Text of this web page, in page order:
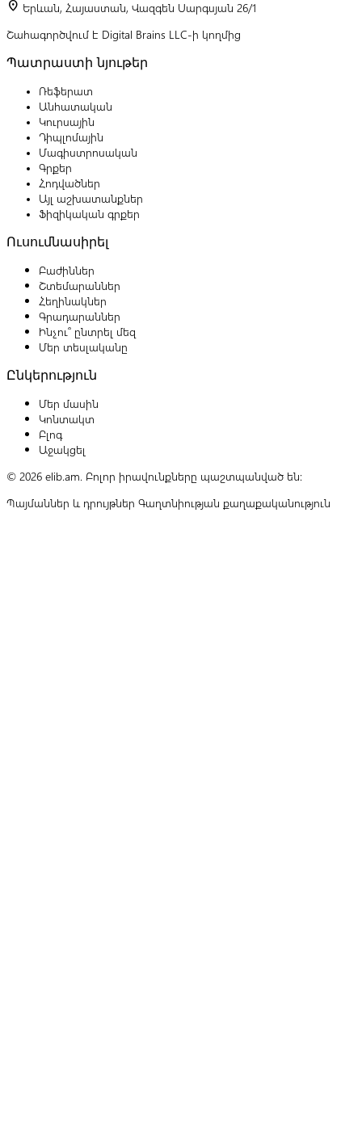
location_on Երևան, Հայաստան, Վազգեն Սարգսյան 26/1
Շահագործվում է Digital Brains LLC-ի կողմից
Պատրաստի նյութեր
Ռեֆերատ
Անհատական
Կուրսային
Դիպլոմային
Մագիստրոսական
Գրքեր
Հոդվածներ
Այլ աշխատանքներ
Ֆիզիկական գրքեր
Ուսումնասիրել
Բաժիններ
Շտեմարաններ
Հեղինակներ
Գրադարաններ
Ինչու՞ ընտրել մեզ
Մեր տեսլականը
Ընկերություն
Մեր մասին
Կոնտակտ
Բլոգ
Աջակցել
© 2026 elib.am. Բոլոր իրավունքները պաշտպանված են:
Պայմաններ և դրույթներ Գաղտնիության քաղաքականություն